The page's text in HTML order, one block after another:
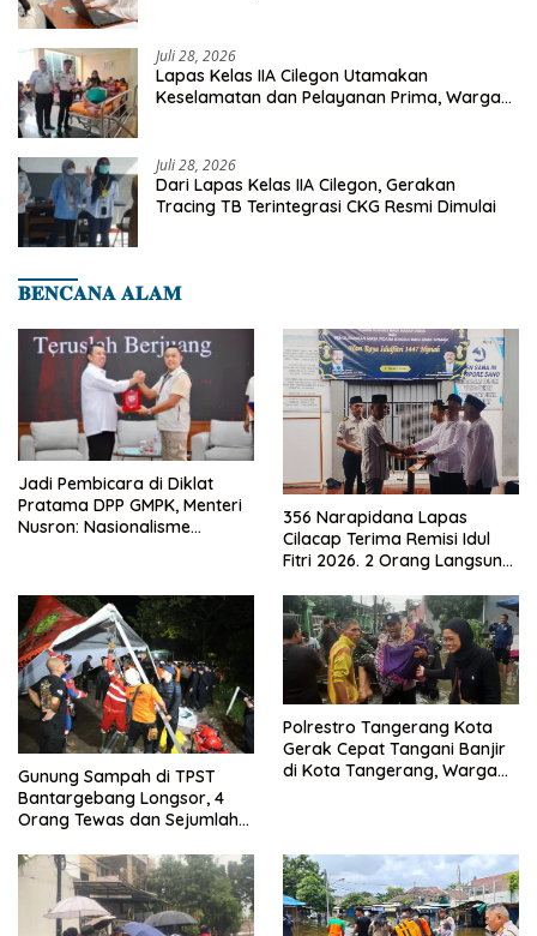
Juli 28, 2026
Lapas Kelas IIA Cilegon Utamakan
Keselamatan dan Pelayanan Prima, Warga
Juli 28, 2026
Dari Lapas Kelas IIA Cilegon, Gerakan
Tracing TB Terintegrasi CKG Resmi Dimulai
𝐁𝐄𝐍𝐂𝐀𝐍𝐀 𝐀𝐋𝐀𝐌
Jadi Pembicara di Diklat
Pratama DPP GMPK, Menteri
Nusron: Nasionalisme
356 Narapidana Lapas
Cilacap Terima Remisi Idul
Fitri 2026. 2 Orang Langsung
Gunung Sampah di TPST
Bantargebang Longsor, 4
Orang Tewas dan Sejumlah
Polrestro Tangerang Kota
Gerak Cepat Tangani Banjir
di Kota Tangerang, Warga